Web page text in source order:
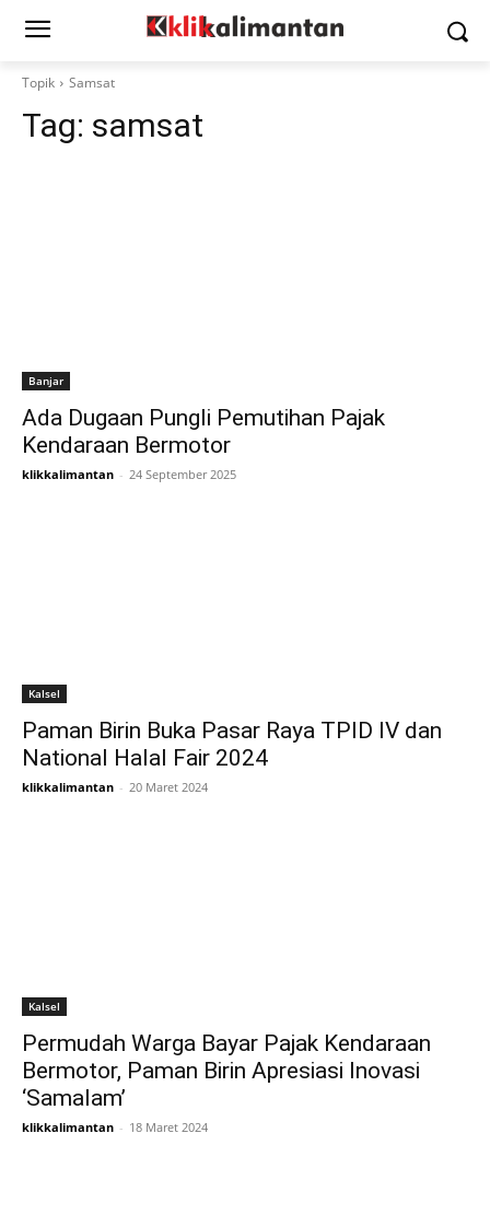
Topik Samsat
Tag: samsat
Banjar
Ada Dugaan Pungli Pemutihan Pajak
Kendaraan Bermotor
klikkalimantan - 24 September 2025
Kalsel
Paman Birin Buka Pasar Raya TPID IV dan
National Halal Fair 2024
klikkalimantan - 20 Maret 2024
Kalsel
Permudah Warga Bayar Pajak Kendaraan
Bermotor, Paman Birin Apresiasi Inovasi
‘Samalam’
klikkalimantan - 18 Maret 2024